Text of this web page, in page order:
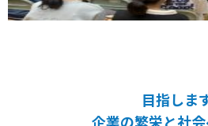
目指しま
企業の繁栄と社